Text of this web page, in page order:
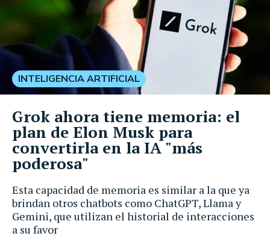
Esta capacidad de memoria es similar a la que ya
brindan otros chatbots como ChatGPT, Llama y
Gemini, que utilizan el historial de interacciones
a su favor
INTELIGENCIA ARTIFICIAL
Grok ahora tiene memoria: el
plan de Elon Musk para
convertirla en la IA "más
poderosa"